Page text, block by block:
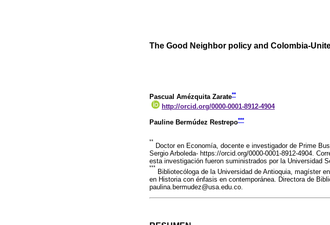
The Good Neighbor policy and Colombia-
Pascual Amézquita Zarate**
http://orcid.org/0000-0001-8912-4904
Pauline Bermúdez Restrepo***
**
Doctor en Economía, docente e investigador de Prime
Sergio Arboleda- https://orcid.org/0000-0001-8912-4904.
esta investigación fueron suministrados por la Universidad
***
Bibliotecóloga de la Universidad de Antioquia, magíster
en Historia con énfasis en contemporánea. Directora de
paulina.bermudez@usa.edu.co.